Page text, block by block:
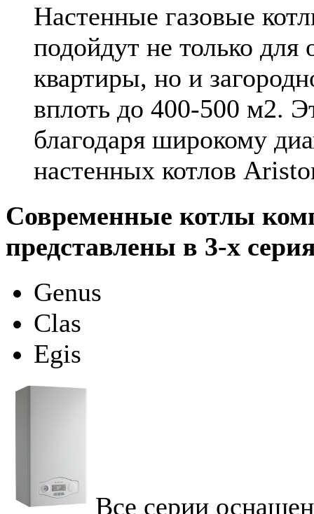
Настенные газовые
подойдут не только для
квартиры, но и
вплоть до 400-500 м2.
благодаря широкому
настенных котлов
Современные котлы
представлены в 3-х
Genus
Clas
Egis
Все серии